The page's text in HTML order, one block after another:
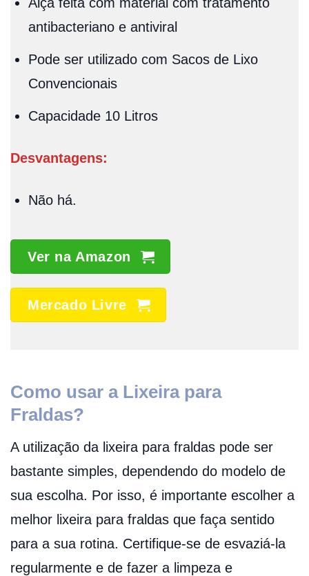
antibacteriano e antiviral
Pode ser utilizado com Sacos de Lixo
Convencionais
Capacidade 10 Litros
Desvantagens:
Não há.
Ver na Amazon
Mercado Livre
Como usar a Lixeira para
Fraldas?
A utilização da lixeira para fraldas pode ser
bastante simples, dependendo do modelo de
sua escolha. Por isso, é importante escolher a
melhor lixeira para fraldas que faça sentido
para a sua rotina. Certifique-se de esvaziá-la
regularmente e de fazer a limpeza e